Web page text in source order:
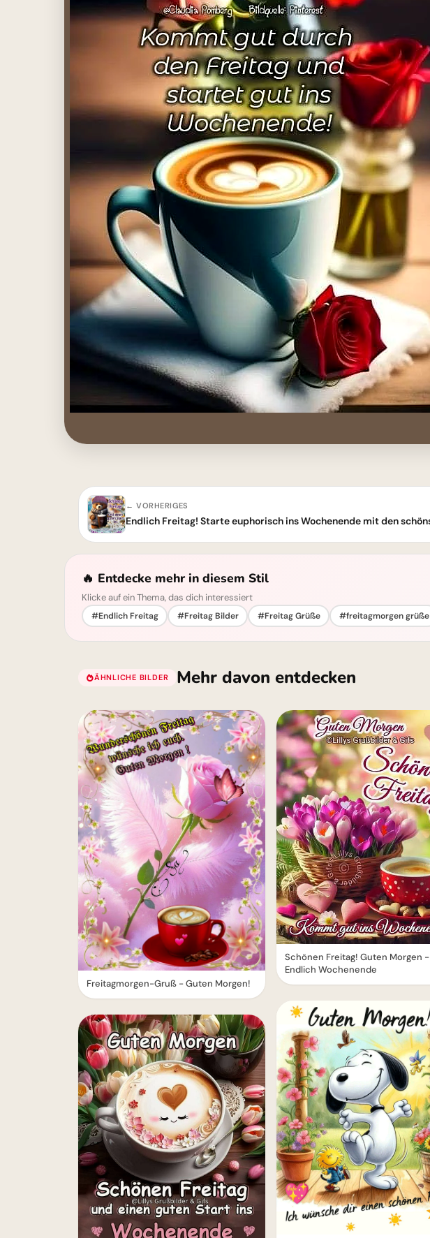
← VORHERIGES
🔥 Entdecke mehr in diesem Stil
Klicke auf ein Thema, das dich interessiert
#Endlich Freitag #Freitag Bilder #Freitag Grüße #freitagmorgen grüße
ÄHNLICHE BILDER Mehr davon entdecken
Freitagmorgen-Gruß - Guten Morgen!
Schönen Freitag! Guten Morgen -
Endlich Wochenende